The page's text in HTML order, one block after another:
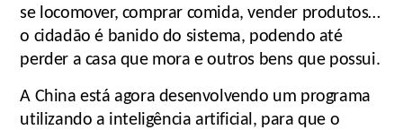
se locomover, comprar comida, vender produtos…
o cidadão é banido do sistema, podendo até
perder a casa que mora e outros bens que possui.
A China está agora desenvolvendo um programa
utilizando a inteligência artificial, para que o